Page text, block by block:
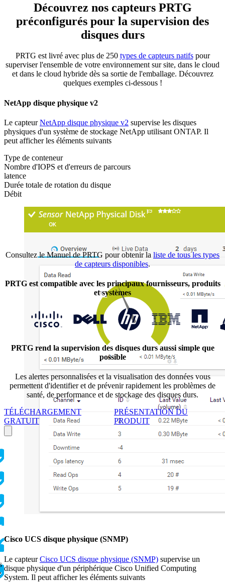
Découvrez nos capteurs PRTG
préconfigurés pour la supervision des
disques durs
PRTG est livré avec plus de 250 types de capteurs natifspour
superviser l'ensemble de votre environnement sur site, dans le cloud
et dans le cloud hybride dès sa sortie de l'emballage. Découvrez
quelques exemples ci-dessous !
NetApp disque physique v2
Le capteurNetApp disque physique v2 supervise les disques
physiques d'un système de stockage NetApp utilisant ONTAP. Il
peut afficher les éléments suivants
Type de conteneur
Nombre d'IOPS et d'erreurs de parcours
latence
Durée totale de rotation du disque
Débit
Cisco UCS disque physique (SNMP)
Le capteurCisco UCS disque physique (SNMP) supervise un
disque physique d'un périphérique Cisco Unified Computing
System. Il peut afficher les éléments suivants
Consultez le Manuel de PRTG pour obtenir la liste de tous les types
de capteurs disponibles.
PRTG est compatible avec les principaux fournisseurs, produits
et systèmes
PRTG rend la supervision des disques durs aussi simple que
possible
Les alertes personnalisées et la visualisation des données vous
permettent d'identifier et de prévenir rapidement les problèmes de
santé, de performance et de stockage des disques durs.
TÉLÉCHARGEMENT
GRATUIT
PRÉSENTATION DU
PRODUIT